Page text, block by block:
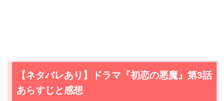
【ネタバレあり】ドラマ『初恋の悪魔』第3話
あらすじと感想